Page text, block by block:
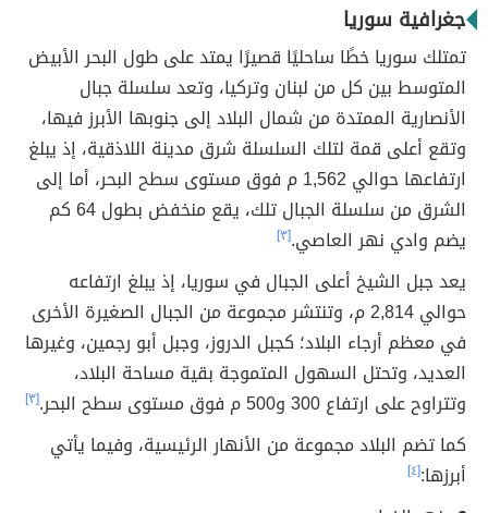
جغرافية سوريا
تمتلك سوريا خطًا ساحليًا قصيرًا يمتد على طول البحر الأبيض
المتوسط بين كل من لبنان وتركيا، وتعد سلسلة جبال
الأنصارية الممتدة من شمال البلاد إلى جنوبها الأبرز فيها،
وتقع أعلى قمة لتلك السلسلة شرق مدينة اللاذقية، إذ يبلغ
ارتفاعها حوالي 1,562 م فوق مستوى سطح البحر، أما إلى
الشرق من سلسلة الجبال تلك، يقع منخفض بطول 64 كم
يضم وادي نهر العاصي.[٣]
يعد جبل الشيخ أعلى الجبال في سوريا، إذ يبلغ ارتفاعه
حوالي 2,814 م، وتنتشر مجموعة من الجبال الصغيرة الأخرى
في معظم أرجاء البلاد؛ كجبل الدروز، وجبل أبو رجمين، وغيرها
العديد، وتحتل السهول المتموجة بقية مساحة البلاد،
وتتراوح على ارتفاع 300 و500 م فوق مستوى سطح البحر.
[٣]
كما تضم البلاد مجموعة من الأنهار الرئيسية، وفيما يأتي
أبرزها:[٤]